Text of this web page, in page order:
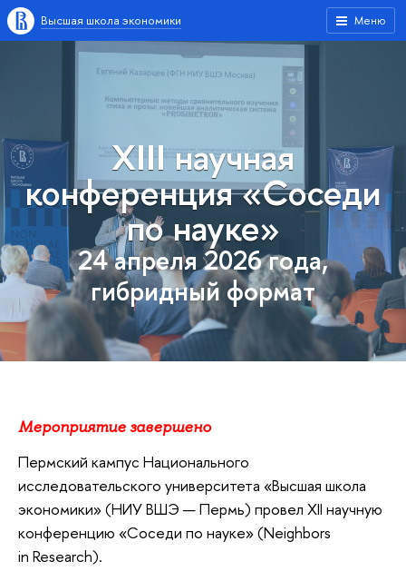
Меню
Высшая школа экономики
XIII научная
конференция «Соседи
по науке»
24 апреля 2026 года,
гибридный формат
Мероприятие завершено
Пермский кампус Национального
исследовательского университета «Высшая школа
экономики» (НИУ ВШЭ — Пермь) провел XII научную
конференцию «Соседи по науке» (Neighbors
in Research).